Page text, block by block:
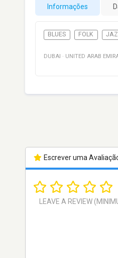
Informações
BLUES FOLK
DUBAI · UNITED ARAB
Escrever uma